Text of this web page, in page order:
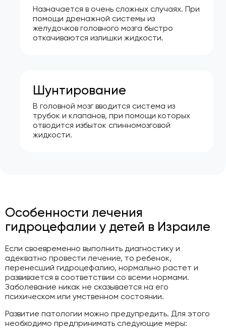
Назначается в очень сложных случаях. При
помощи дренажной системы из
желудочков головного мозга быстро
откачиваются излишки жидкости.
Шунтирование
В головной мозг вводится система из
трубок и клапанов, при помощи которых
отводится избыток спинномозговой
жидкости.
Особенности лечения
гидроцефалии у детей в Израиле
Если своевременно выполнить диагностику и
адекватно провести лечение, то ребенок,
перенесший гидроцефалию, нормально растет и
развивается в соответствии со всеми нормами.
Заболевание никак не сказывается на его
психическом или умственном состоянии.
Развитие патологии можно предупредить. Для этого
необходимо предпринимать следующие меры: